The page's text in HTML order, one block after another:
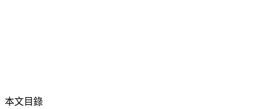
本文目錄